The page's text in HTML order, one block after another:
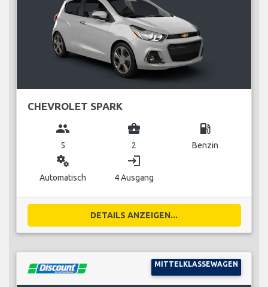
CHEVROLET SPARK
group
5
business_center
2
local_gas_station
Benzin
miscellaneous_services
Automatisch
login
4 Ausgang
DETAILS ANZEIGEN...
MITTELKLASSEWAGEN